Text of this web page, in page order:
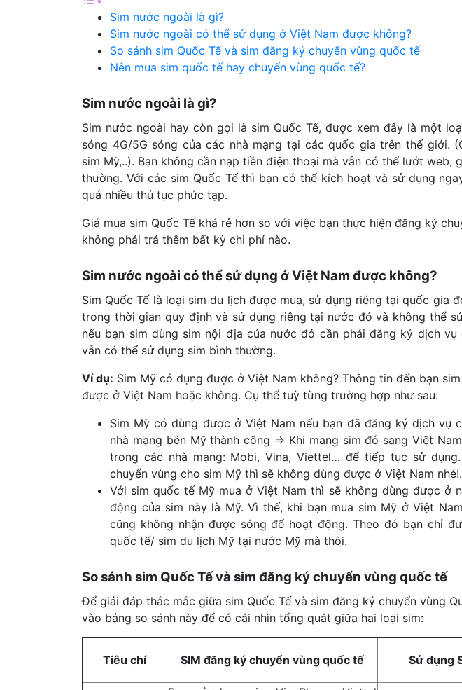
Sim nước ngoài là gì?
Sim nước ngoài có thể sử dụng ở Việt Nam được không?
So sánh sim Quốc Tế và sim đăng ký chuyển vùng quốc tế
Nên mua sim quốc tế hay chuyển vùng quốc tế?
Sim nước ngoài là gì?
Sim nước ngoài hay còn gọi là sim Quốc Tế, được xem đây là một
sóng 4G/5G sóng của các nhà mạng tại các quốc gia trên thế giới.
sim Mỹ,..). Bạn không cần nạp tiền điện thoại mà vẫn có thể lướt web,
thường. Với các sim Quốc Tế thì bạn có thể kích hoạt và sử dụng
quá nhiều thủ tục phức tạp.
Giá mua sim Quốc Tế khá rẻ hơn so với việc bạn thực hiện đăng ký
không phải trả thêm bất kỳ chi phí nào.
Sim nước ngoài có thể sử dụng ở Việt Nam được không?
Sim Quốc Tế là loại sim du lịch được mua, sử dụng riêng tại quốc gia
trong thời gian quy định và sử dụng riêng tại nước đó và không thể
nếu bạn sim dùng sim nội địa của nước đó cần phải đăng ký dịch
vẫn có thể sử dụng sim bình thường.
Ví dụ: Sim Mỹ có dụng được ở Việt Nam không? Thông tin đến bạn
được ở Việt Nam hoặc không. Cụ thể tuỳ từng trường hợp như sau:
Sim Mỹ có dùng được ở Việt Nam nếu bạn đã đăng ký dịch vụ
nhà mạng bên Mỹ thành công ⇒ Khi mang sim đó sang Việt
trong các nhà mạng: Mobi, Vina, Viettel… để tiếp tục sử
chuyển vùng cho sim Mỹ thì sẽ không dùng được ở Việt Nam nhé!.
Với sim quốc tế Mỹ mua ở Việt Nam thì sẽ không dùng được ở
động của sim này là Mỹ. Vì thế, khi bạn mua sim Mỹ ở Việt
cũng không nhận được sóng để hoạt động. Theo đó bạn chỉ
quốc tế/ sim du lịch Mỹ tại nước Mỹ mà thôi.
So sánh sim Quốc Tế và sim đăng ký chuyển vùng quốc tế
Để giải đáp thắc mắc giữa sim Quốc Tế và sim đăng ký chuyển vùng
vào bảng so sánh này để có cái nhìn tổng quát giữa hai loại sim:
Tiêu chí SIM đăng ký chuyển vùng quốc tế Sử dụng